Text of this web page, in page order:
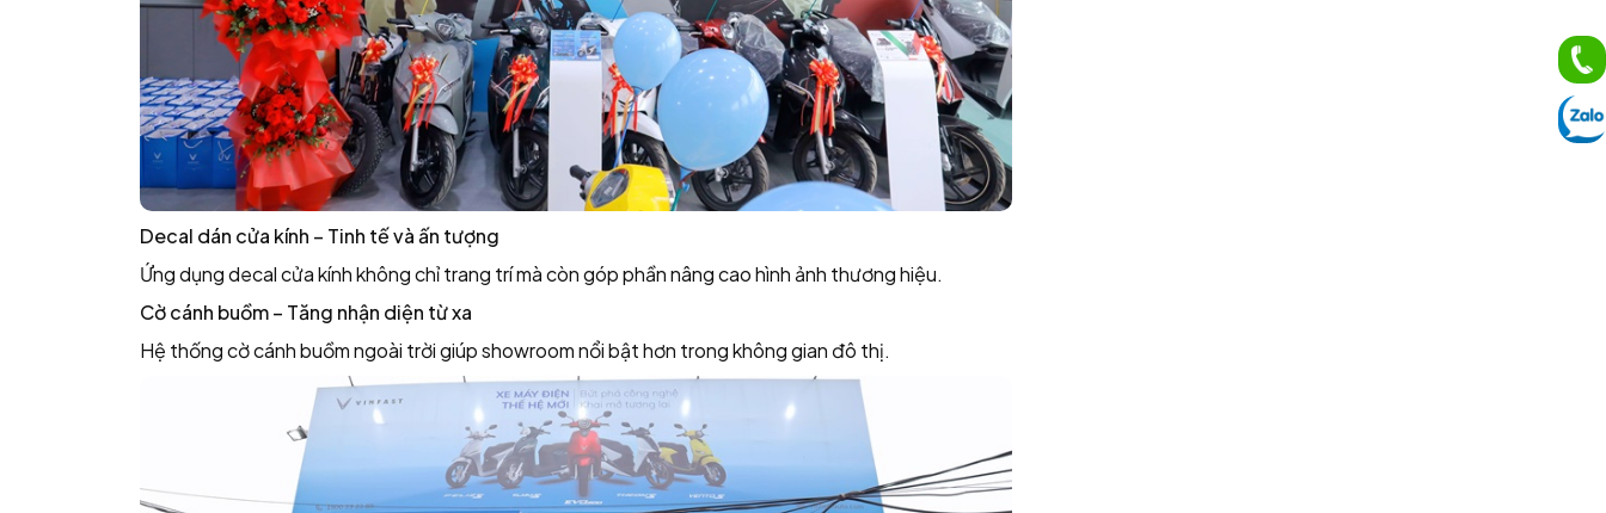
Decal dán cửa kính – Tinh tế và ấn tượng
Ứng dụng decal cửa kính không chỉ trang trí mà còn góp phần nâng cao hình ảnh thương hiệu.
Cờ cánh buồm – Tăng nhận diện từ xa
Hệ thống cờ cánh buồm ngoài trời giúp showroom nổi bật hơn trong không gian đô thị.